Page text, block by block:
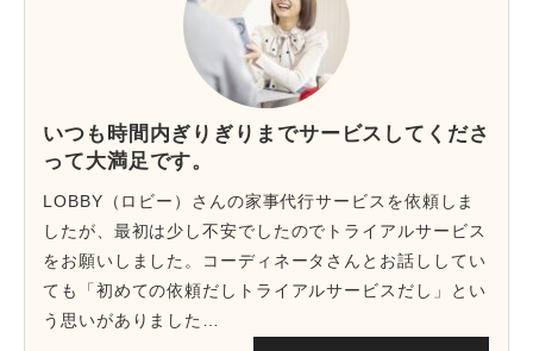
いつも時間内ぎりぎりまでサービスしてくださ
って大満足です。
LOBBY（ロビー）さんの家事代行サービスを依頼しま
したが、最初は少し不安でしたのでトライアルサービス
をお願いしました。コーディネータさんとお話ししてい
ても「初めての依頼だしトライアルサービスだし」とい
う思いがありました…